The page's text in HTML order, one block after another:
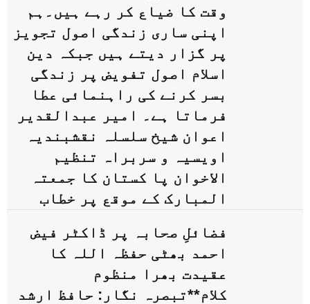
وقت کا ضیاع کر رہے ہیں۔ہم
اپنی ساری زندگی اصول تجویز
پر گزار دیتے ہیں جبکہ دین
اسلام اصول تفویض پر زندگی
بسر کرنے کی راہنمائی عطا
فرماتا ہے۔ امیر عبدالقدیر
اعوان شیخ سلسلہ نقشبندیہ
اویسیہ و سربراہ تنظیم
الاخوان پا کستان کا جمعتہ
المبارک کے موقع پر خطاب
فضائلِ صحابہ پر ڈاکٹر فیض
احمد بھٹی حفظہ اللہ کا
عقیدت بھرا منظوم
کلام**تبصرہ نگار: حافظ ارشد